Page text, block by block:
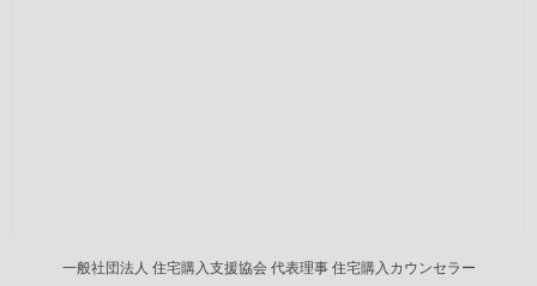
一般社団法人 住宅購入支援協会 代表理事 住宅購入カウンセラー